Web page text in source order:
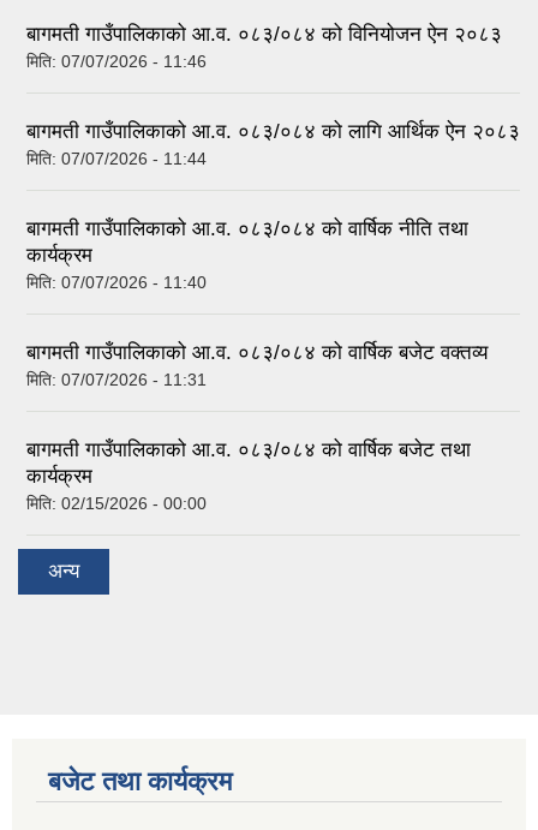
बागमती गाउँपालिकाको आ.व. ०८३/०८४ को विनियोजन ऐन २०८३
मिति: 07/07/2026 - 11:46
बागमती गाउँपालिकाको आ.व. ०८३/०८४ को लागि आर्थिक ऐन २०८३
मिति: 07/07/2026 - 11:44
बागमती गाउँपालिकाको आ.व. ०८३/०८४ को वार्षिक नीति तथा
कार्यक्रम
मिति: 07/07/2026 - 11:40
बागमती गाउँपालिकाको आ.व. ०८३/०८४ को वार्षिक बजेट वक्तव्य
मिति: 07/07/2026 - 11:31
बागमती गाउँपालिकाको आ.व. ०८३/०८४ को वार्षिक बजेट तथा
कार्यक्रम
मिति: 02/15/2026 - 00:00
अन्य
बजेट तथा कार्यक्रम